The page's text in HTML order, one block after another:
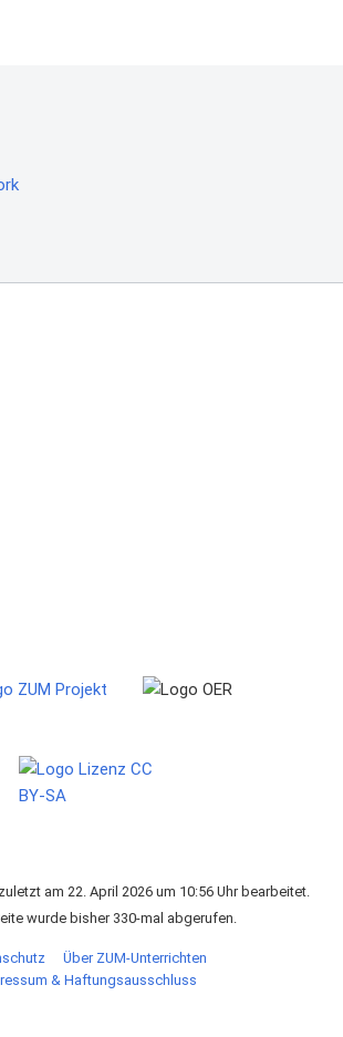
am 22. April 2026 um 10:56 Uhr bearbeitet.
wurde bisher 330-mal abgerufen.
Über ZUM-Unterrichten
& Haftungsausschluss